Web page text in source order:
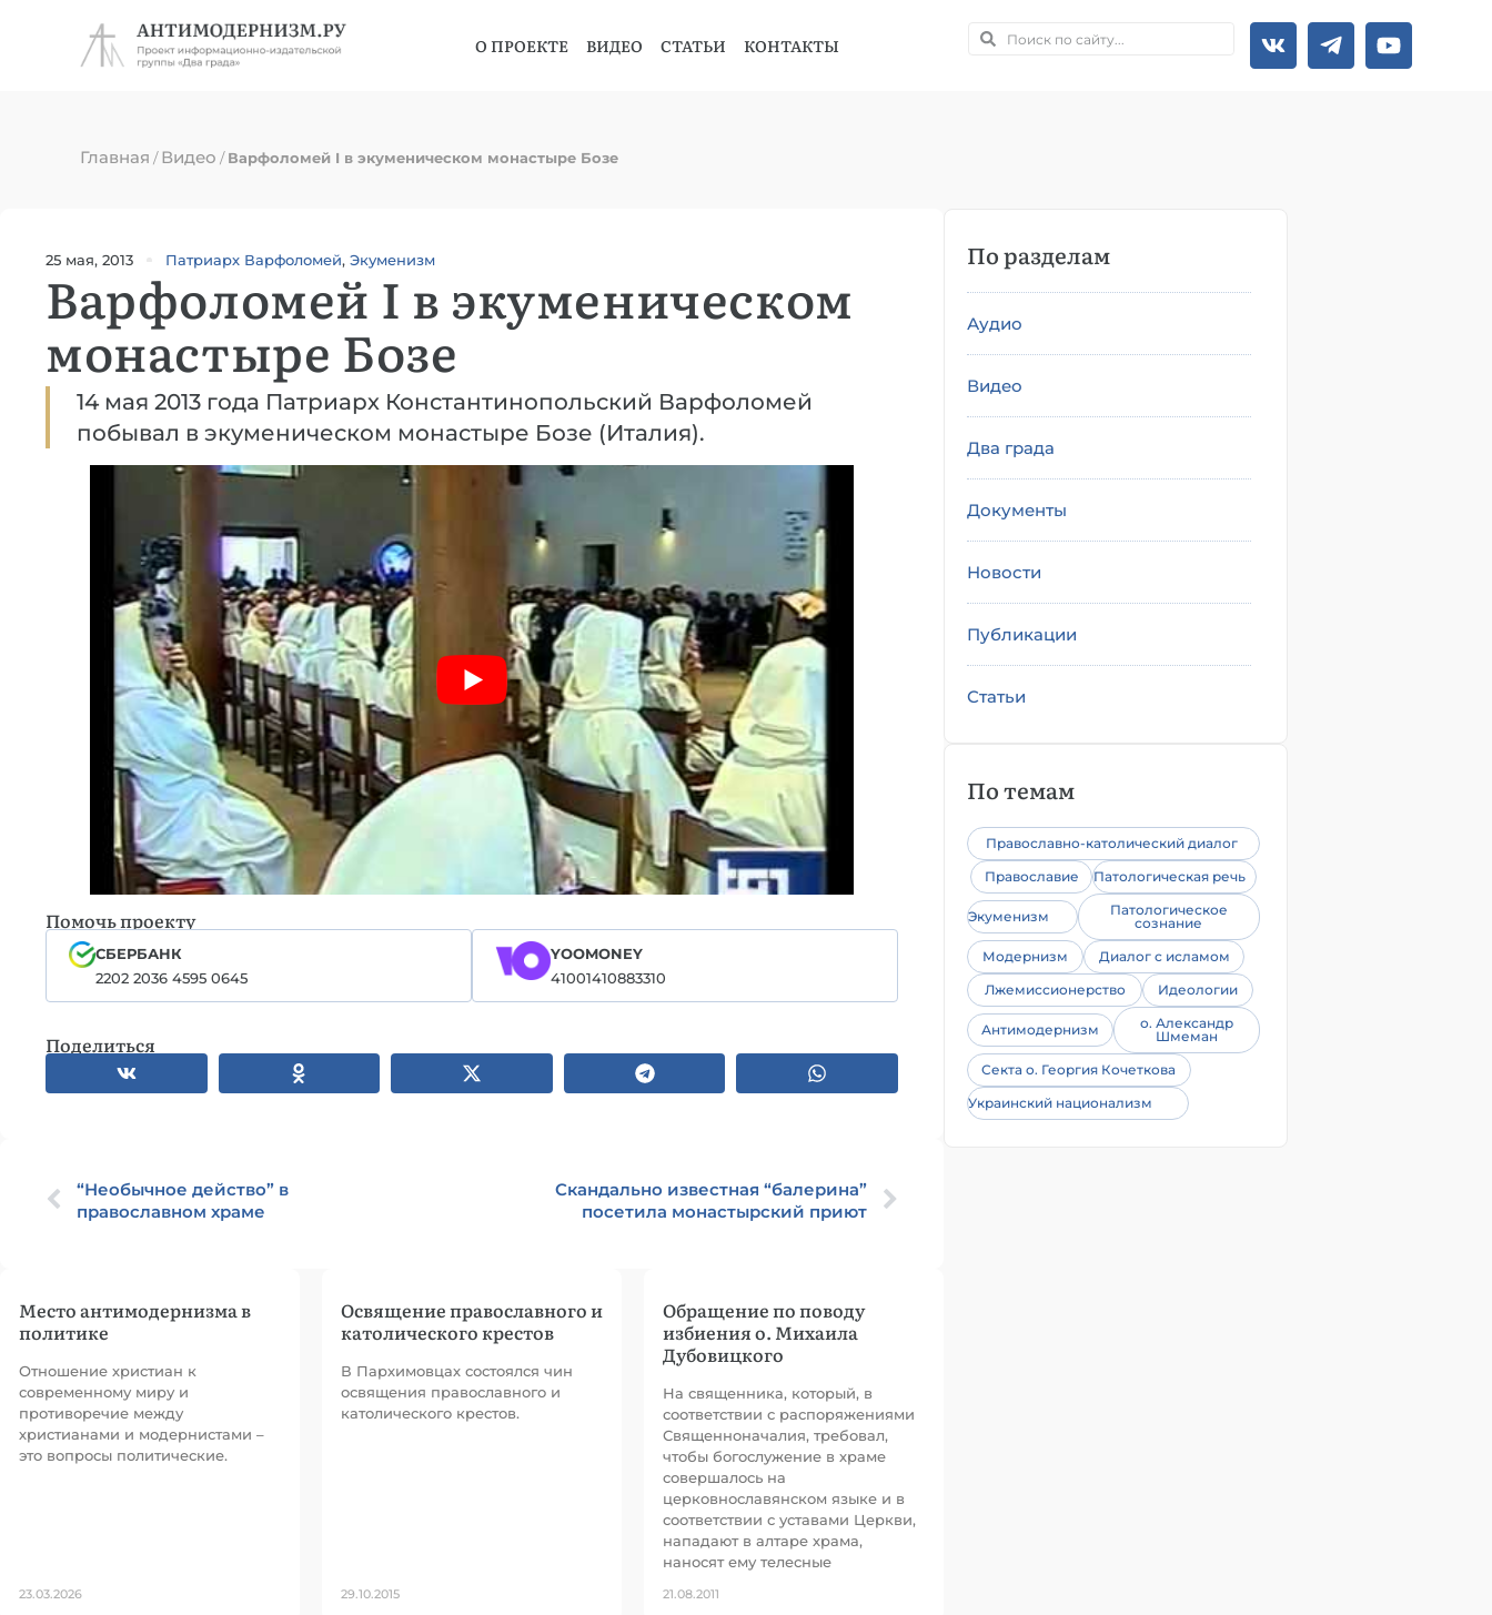
О ПРОЕКТЕ ВИДЕО СТАТЬИ КОНТАКТЫ
Главная /Видео /Варфоломей I в экуменическом монастыре Бозе
25 мая, 2013 Патриарх Варфоломей, Экуменизм
Варфоломей I в экуменическом
монастыре Бозе
14 мая 2013 года Патриарх Константинопольский Варфоломей
побывал в экуменическом монастыре Бозе (Италия).
Помочь проекту
СБЕРБАНК
2202 2036 4595 0645
YOOMONEY
41001410883310
Поделиться
“Необычное действо” в
православном храме
Скандально известная “балерина”
посетила монастырский приют
Место антимодернизма в
политике
Отношение христиан к
современному миру и
противоречие между
христианами и модернистами –
это вопросы политические.
23.03.2026
Освящение православного и
католического крестов
В Пархимовцах состоялся чин
освящения православного и
католического крестов.
29.10.2015
Обращение по поводу
избиения о. Михаила
Дубовицкого
На священника, который, в
соответствии с распоряжениями
Священноначалия, требовал,
чтобы богослужение в храме
совершалось на
церковнославянском языке и в
соответствии с уставами Церкви,
нападают в алтаре храма,
наносят ему телесные
21.08.2011
По разделам
Аудио
Видео
Два града
Документы
Новости
Публикации
Статьи
По темам
Православно-католический диалог
Православие
Патологическая речь
Экуменизм
Патологическое
сознание
Модернизм
Диалог с исламом
Лжемиссионерство
Идеологии
Антимодернизм
о. Александр
Шмеман
Секта о. Георгия Кочеткова
Украинский национализм